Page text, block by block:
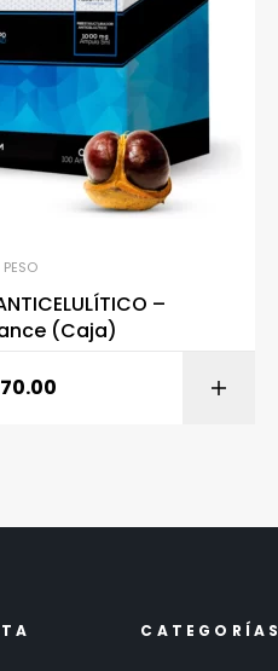
AÑADIR AL CARRITO
PESO
–
(Caja)
CATEGORÍAS